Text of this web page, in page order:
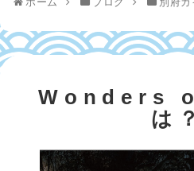
Wonders
は？